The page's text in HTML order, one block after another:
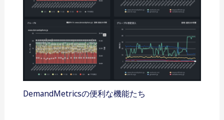
DemandMetricsの便利な機能たち